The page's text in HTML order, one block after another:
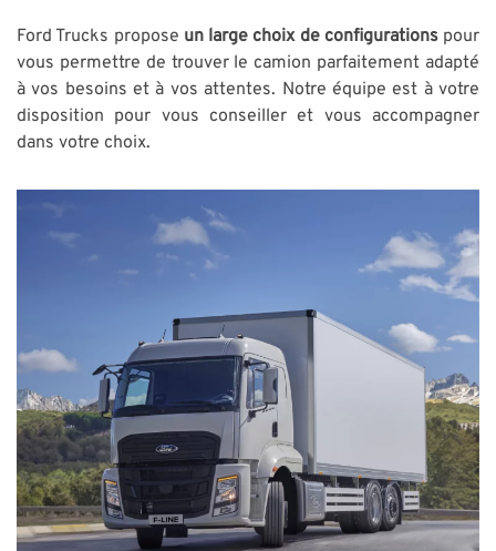
Ford Trucks propose un large choix de configurationspour
vous permettre de trouver le camion parfaitement adapté
à vos besoins et à vos attentes. Notre équipe est à votre
disposition pour vous conseiller et vous accompagner
dans votre choix.